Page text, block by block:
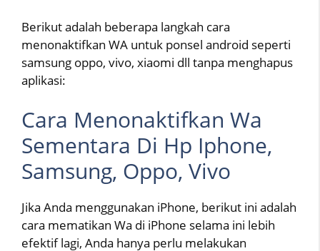
Berikut adalah beberapa langkah cara
menonaktifkan WA untuk ponsel android seperti
samsung oppo, vivo, xiaomi dll tanpa menghapus
aplikasi:
Cara Menonaktifkan Wa
Sementara Di Hp Iphone,
Samsung, Oppo, Vivo
Jika Anda menggunakan iPhone, berikut ini adalah
cara mematikan Wa di iPhone selama ini lebih
efektif lagi, Anda hanya perlu melakukan